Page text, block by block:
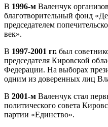
В 1996-м Валенчук
благотворительный фонд
председателем
век».
В 1997-2001 гг. был
председателя Кировской
Федерации. На выборах
одним из доверенных лиц
В 2001-м Валенчук стал
политического совета
партии «Единство».